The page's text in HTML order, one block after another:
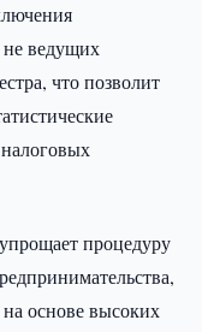
ведущих
что позволит
процедуру
на основе высоких